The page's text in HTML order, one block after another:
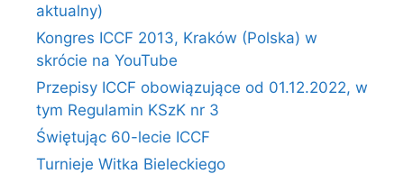
aktualny)
Kongres ICCF 2013, Kraków (Polska) w
skrócie na YouTube
Przepisy ICCF obowiązujące od 01.12.2022, w
tym Regulamin KSzK nr 3
Świętując 60-lecie ICCF
Turnieje Witka Bieleckiego